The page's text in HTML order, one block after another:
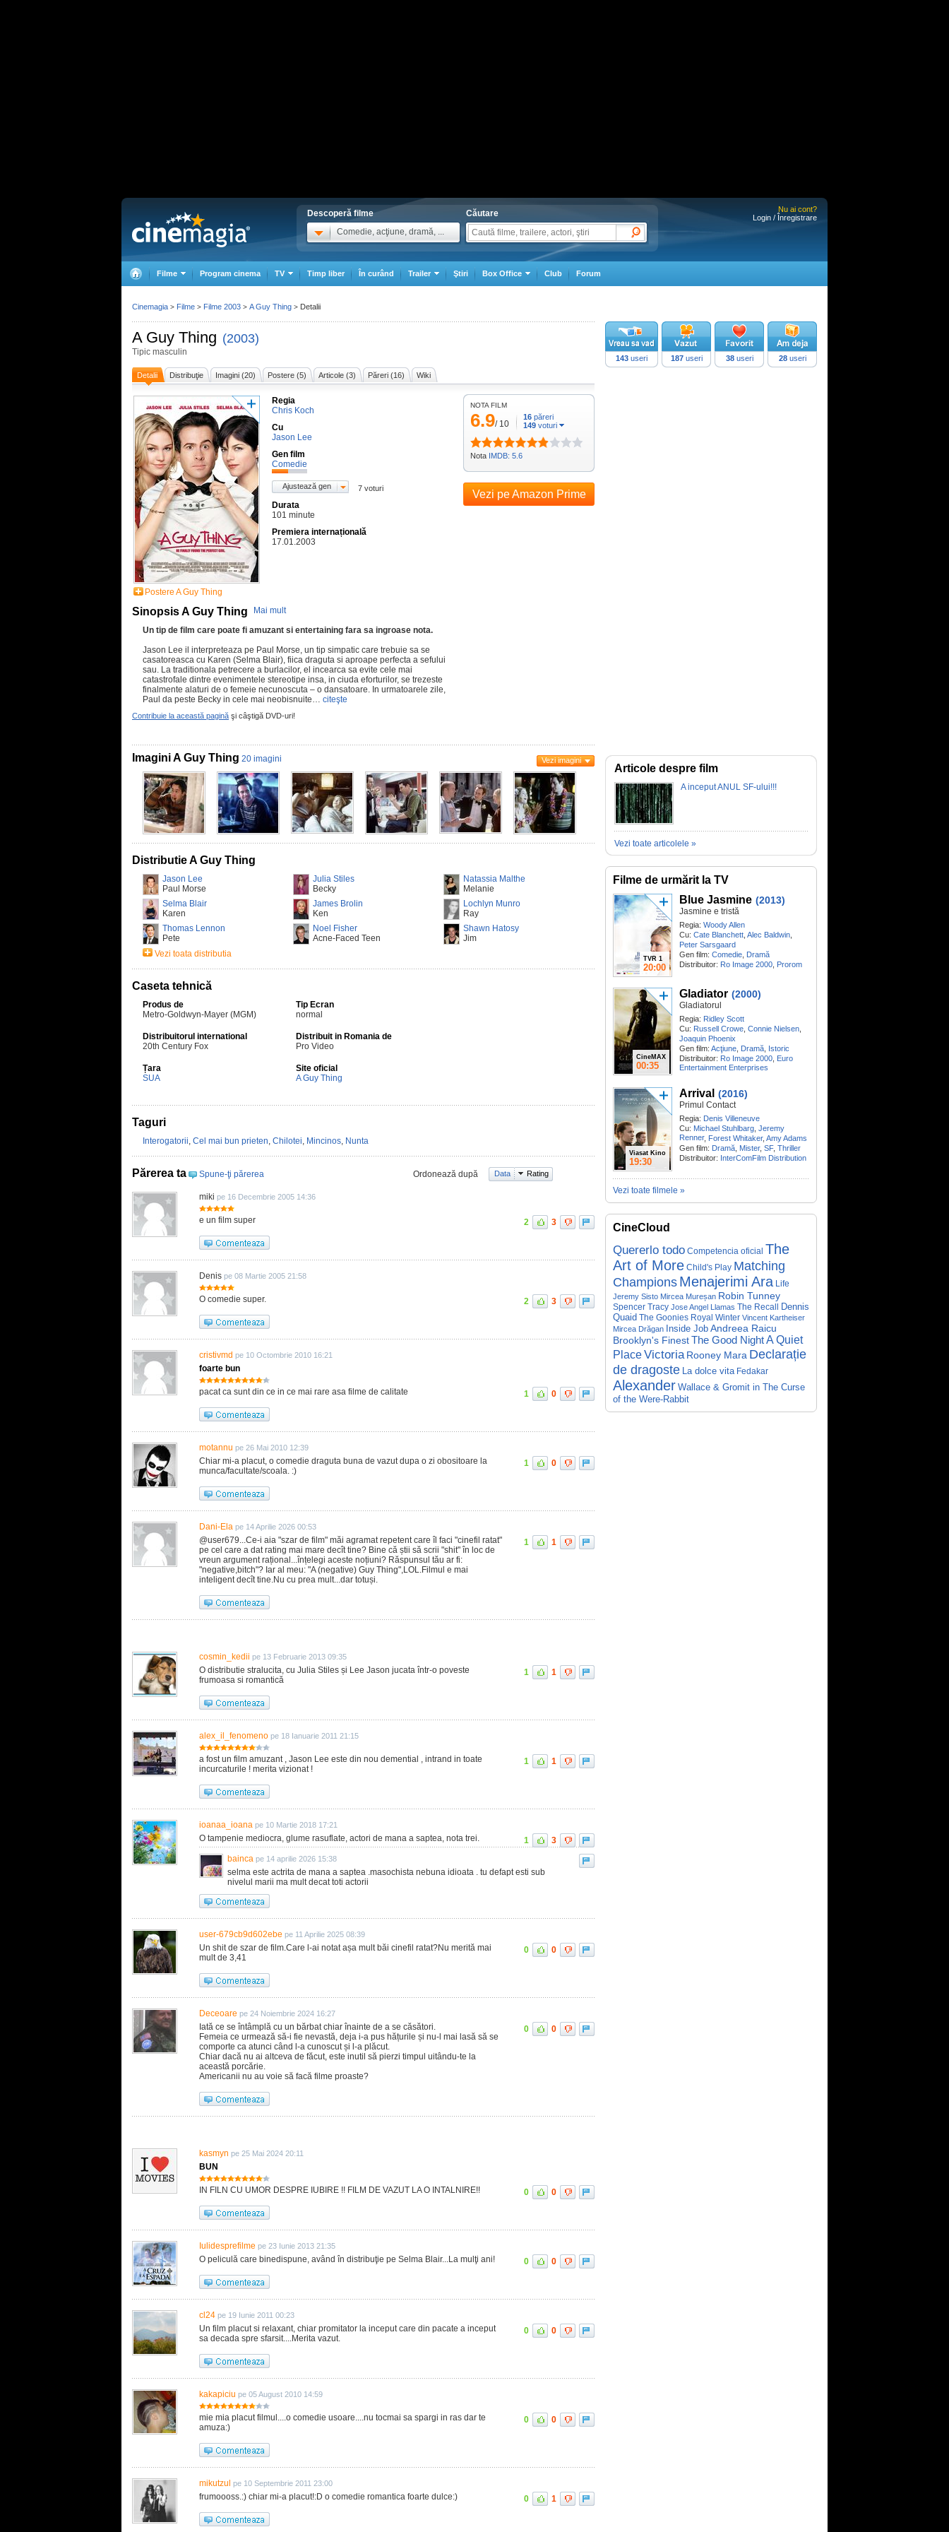
Descoperă filme
Comedie, acţiune, dramă, ...
Căutare
Nu ai cont?
Login / Înregistrare
Filme Program cinema TV Timp liber În curând Trailer Ştiri Box Office Club Forum
A Guy Thing (2003)
Tipic masculin
Detalii Distribuţie Imagini (20) Postere (5) Articole (3) Păreri (16) Wiki
Postere A Guy Thing
Regia
Chris Koch
Cu
Jason Lee
Gen film
Comedie
Ajustează gen 7 voturi
Durata
101 minute
Premiera internațională
17.01.2003
Sinopsis A Guy Thing
Mai mult
Un tip de film care poate fi amuzant si entertaining fara sa ingroase nota.
Jason Lee il interpreteaza pe Paul Morse, un tip simpatic care trebuie sa se
casatoreasca cu Karen (Selma Blair), fiica draguta si aproape perfecta a sefului
sau. La traditionala petrecere a burlacilor, el incearca sa evite cele mai
catastrofale dintre evenimentele stereotipe insa, in ciuda eforturilor, se trezeste
finalmente alaturi de o femeie necunoscuta – o dansatoare. In urmatoarele zile,
Paul da peste Becky in cele mai neobisnuite… citeşte
Contribuie la această pagină şi câştigă DVD-uri!
NOTA FILM
6.9/ 10
16 păreri
149 voturi
Nota IMDB: 5.6
Vezi pe Amazon Prime
143 useri 187useri 38useri 28useri
Imagini A Guy Thing 20 imagini Vezi imagini
Distributie A Guy Thing
Jason Lee
Paul Morse
Julia Stiles
Becky
Natassia Malthe
Melanie
Selma Blair
Karen
James Brolin
Ken
Lochlyn Munro
Ray
Thomas Lennon
Pete
Noel Fisher
Acne-Faced Teen
Shawn Hatosy
Jim
Vezi toata distributia
Caseta tehnică
Produs de
Metro-Goldwyn-Mayer (MGM)
Tip Ecran
normal
Distribuitorul international
20th Century Fox
Distribuit in Romania de
Pro Video
Țara
SUA
Site oficial
A Guy Thing
Taguri
Interogatorii, Cel mai bun prieten, Chilotei, Mincinos, Nunta
Părerea ta Spune-ţi părerea Ordonează după Data Rating
miki pe 16 Decembrie 2005 14:36
e un film super 2 3
Denis pe 08 Martie 2005 21:58
O comedie super. 2 3
cristivmd pe 10 Octombrie 2010 16:21
foarte bun
pacat ca sunt din ce in ce mai rare asa filme de calitate 1 0
motannu pe 26 Mai 2010 12:39
Chiar mi-a placut, o comedie draguta buna de vazut dupa o zi obositoare la
munca/facultate/scoala. :)
1 0
Dani-Ela pe 14 Aprilie 2026 00:53
@user679...Ce-i aia "szar de film" măi agramat repetent care îl faci "cinefil ratat"
pe cel care a dat rating mai mare decît tine? Bine că știi să scrii "shit" în loc de
vreun argument rațional...înțelegi aceste noțiuni? Răspunsul tău ar fi:
"negative,bitch"? Iar al meu: "A (negative) Guy Thing",LOL.Filmul e mai
inteligent decît tine.Nu cu prea mult...dar totuși.
1 1
cosmin_kedii pe 13 Februarie 2013 09:35
O distributie stralucita, cu Julia Stiles și Lee Jason jucata într-o poveste
frumoasa si romantică
1 1
alex_il_fenomeno pe 18 Ianuarie 2011 21:15
a fost un film amuzant , Jason Lee este din nou demential , intrand in toate
incurcaturile ! merita vizionat !
1 1
ioanaa_ioana pe 10 Martie 2018 17:21
O tampenie mediocra, glume rasuflate, actori de mana a saptea, nota trei. 1
3
bainca pe 14 aprilie 2026 15:38
selma este actrita de mana a saptea .masochista nebuna idioata . tu defapt esti sub
nivelul marii ma mult decat toti actorii
user-679cb9d602ebe pe 11 Aprilie 2025 08:39
Un shit de szar de film.Care l-ai notat așa mult băi cinefil ratat?Nu merită mai
mult de 3,41
0 0
Deceoare pe 24 Noiembrie 2024 16:27
Iată ce se întâmplă cu un bărbat chiar înainte de a se căsători.
Femeia ce urmează să-i fie nevastă, deja i-a pus hățurile și nu-l mai lasă să se
comporte ca atunci când l-a cunoscut și l-a plăcut.
Chiar dacă nu ai altceva de făcut, este inutil să pierzi timpul uitându-te la
această porcărie.
Americanii nu au voie să facă filme proaste?
0 0
kasmyn pe 25 Mai 2024 20:11
BUN
IN FILN CU UMOR DESPRE IUBIRE !! FILM DE VAZUT LA O INTALNIRE!! 0 0
Iulidesprefilme pe 23 Iunie 2013 21:35
O peliculă care binedispune, având în distribuţie pe Selma Blair...La mulţi ani! 0 0
cl24 pe 19 Iunie 2011 00:23
Un film placut si relaxant, chiar promitator la inceput care din pacate a inceput
sa decada spre sfarsit....Merita vazut.
0 0
kakapiciu pe 05 August 2010 14:59
mie mia placut filmul....o comedie usoare....nu tocmai sa spargi in ras dar te
amuza:)
0 0
mikutzul pe 10 Septembrie 2011 23:00
frumoooss.:) chiar mi-a placut!:D o comedie romantica foarte dulce:) 0 1
Articole despre film
A inceput ANUL SF-ului!!!
Vezi toate articolele »
Filme de urmărit la TV
TVR 1
20:00
Blue Jasmine (2013)
Jasmine e tristă
Regia: Woody Allen
Cu: Cate Blanchett Alec Baldwin
Peter Sarsgaard
Gen film: Comedie Dramă
Distribuitor: Ro Image 2000 Prorom
CineMAX
00:35
Gladiator (2000)
Gladiatorul
Regia: Ridley Scott
Cu: Russell Crowe Connie Nielsen
Joaquin Phoenix
Gen film: Acţiune Dramă Istoric
Distribuitor: Ro Image 2000 Euro
Entertainment Enterprises
Viasat Kino
19:30
Arrival (2016)
Primul Contact
Regia: Denis Villeneuve
Cu: Michael Stuhlbarg Jeremy
Renner, Forest Whitaker, Amy Adams
Gen film: Dramă Mister, SF, Thriller
Distribuitor: InterComFilm Distribution
Vezi toate filmele »
CineCloud
Quererlo todo Competencia oficial The
Art of More Child's Play Matching
ChampionsMenajerimi Ara Life
Jeremy Sisto Mircea Mureșan Robin Tunney
Spencer Tracy Jose Angel Llamas The Recall
Dennis
Quaid The Goonies Royal Winter Vincent Kartheiser
Mircea Drăgan Inside Job Andreea Raicu
Brooklyn's FinestThe Good NightA Quiet
PlaceVictoria Rooney Mara Declarație
de dragoste La dolce vita Fedakar
Alexander Wallace & Gromit in The Curse
of the Were-Rabbit
Cinemagia > Filme > Filme 2003 > A Guy Thing > Detalii